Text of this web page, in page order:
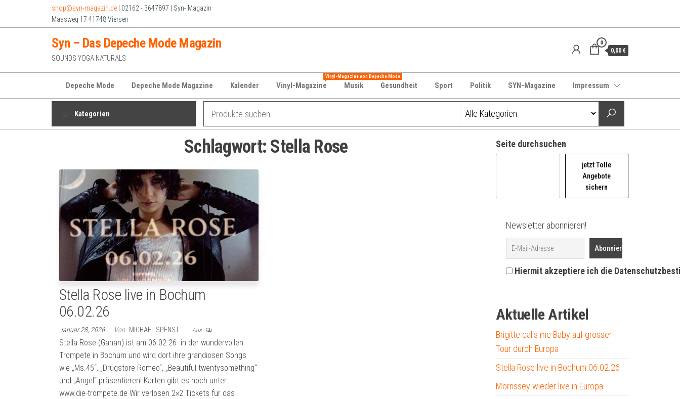
shop@syn-magazin.de | 02162 - 3647897 | Syn- Magazin
Maasweg 17 41748 Viersen
Syn – Das Depeche Mode Magazin
SOUNDS YOGA NATURALS
0
0,00 €
Depeche Mode Depeche Mode Magazine Kalender Vinyl-Magazine
Vinyl-Magazine von Depeche Mode
Musik Gesundheit Sport Politik SYN-Magazine Impressum
Kategorien
Schlagwort: Stella Rose
Stella Rose live in Bochum
06.02.26
Januar 28, 2026 Von MICHAEL SPENST Aus
Stella Rose (Gahan) ist am 06.02.26 in der wundervollen
Trompete in Bochum und wird dort ihre grandiosen Songs
wie „Ms.45“, „Drugstore Romeo“, „Beautiful twentysomething“
und „Angel“ präsentieren! Karten gibt es noch unter:
www.die-trompete.de Wir verlosen 2×2 Tickets für das
Seite durchsuchen
jetzt Tolle
Angebote
sichern
Newsletter abonnieren!
Hiermit akzeptiere ich die
Aktuelle Artikel
Brigitte calls me Baby auf grosser
Tour durch Europa
Stella Rose live in Bochum 06.02.26
Morrissey wieder live in Europa